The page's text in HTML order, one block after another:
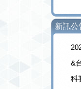
新訊公
&
科